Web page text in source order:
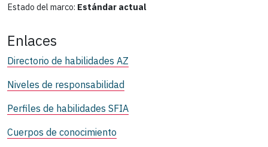
Estado del marco: Estándar actual
Enlaces
Directorio de habilidades AZ
Niveles de responsabilidad
Perfiles de habilidades SFIA
Cuerpos de conocimiento